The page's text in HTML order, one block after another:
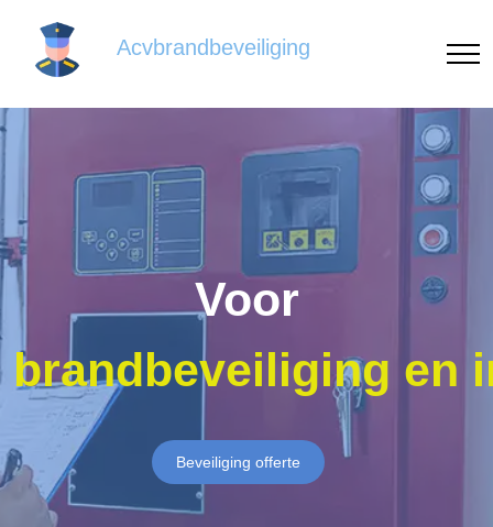
Acvbrandbeveiliging
Voor
brandbeveiliging en
Beveiliging offerte